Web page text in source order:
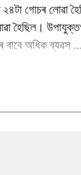
গোচৰ লোৱা
হৈছিল।
বাবে অধিক ব্যৱস ...